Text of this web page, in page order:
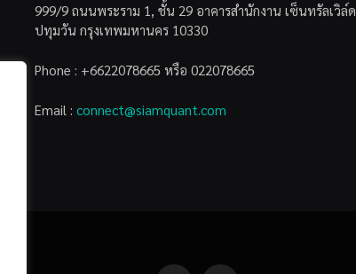
999/9 ถนนพระราม 1, ชั้น 29 อาคารสำนักงาน เซ็นทรัลเวิล์ด
ปทุมวัน กรุงเทพมหานคร 10330
Phone : +6622078665 หรือ 022078665
Email : connect@siamquant.com